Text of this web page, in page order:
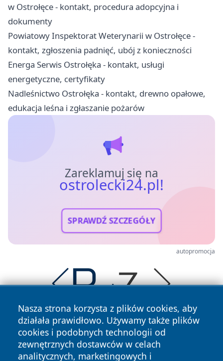
w Ostrołęce - kontakt, procedura adopcyjna i
dokumenty
Powiatowy Inspektorat Weterynarii w Ostrołęce -
kontakt, zgłoszenia padnięć, ubój z konieczności
Energa Serwis Ostrołęka - kontakt, usługi
energetyczne, certyfikaty
Nadleśnictwo Ostrołęka - kontakt, drewno opałowe,
edukacja leśna i zgłaszanie pożarów
Zareklamuj się na
ostrolecki24.pl!
SPRAWDŹ SZCZEGÓŁY
autopromocja
Nasza strona korzysta z plików cookies, aby
działała prawidłowo. Używamy także plików
cookies i podobnych technologii od
zewnętrznych dostawców w celach
analitycznych, marketingowych i